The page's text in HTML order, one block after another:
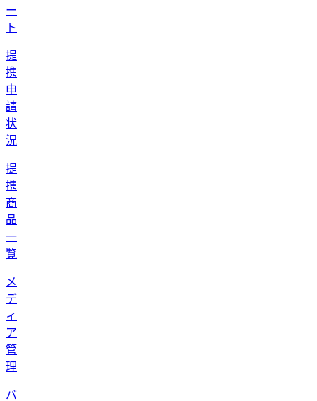
ー
ト
提
携
申
請
状
況
提
携
商
品
一
覧
メ
デ
ィ
ア
管
理
バ